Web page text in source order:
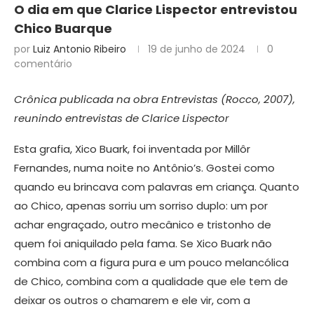
O dia em que Clarice Lispector entrevistou
Chico Buarque
por Luiz Antonio Ribeiro 19 de junho de 2024
0
comentário
Crônica publicada na obra Entrevistas (Rocco, 2007),
reunindo entrevistas de Clarice Lispector
Esta grafia, Xico Buark, foi inventada por Millôr
Fernandes, numa noite no Antônio’s. Gostei como
quando eu brincava com palavras em criança. Quanto
ao Chico, apenas sorriu um sorriso duplo: um por
achar engraçado, outro mecânico e tristonho de
quem foi aniquilado pela fama. Se Xico Buark não
combina com a figura pura e um pouco melancólica
de Chico, combina com a qualidade que ele tem de
deixar os outros o chamarem e ele vir, com a